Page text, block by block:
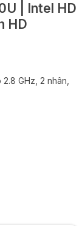
| Intel HD
HD
GHz, 2 nhân,